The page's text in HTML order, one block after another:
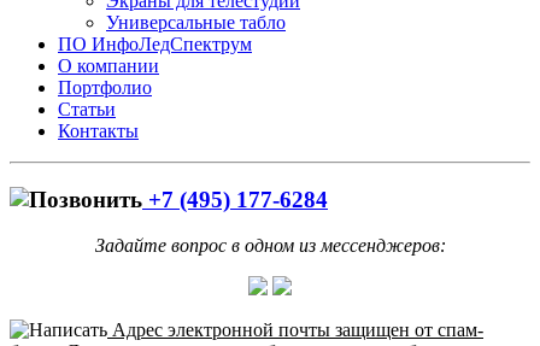
Универсальные табло
ПО ИнфоЛедСпектрум
О компании
Портфолио
Статьи
Контакты
+7 (495) 177-6284
Задайте вопрос в одном из мессенджеров:
Адрес электронной почты защищен от спам-